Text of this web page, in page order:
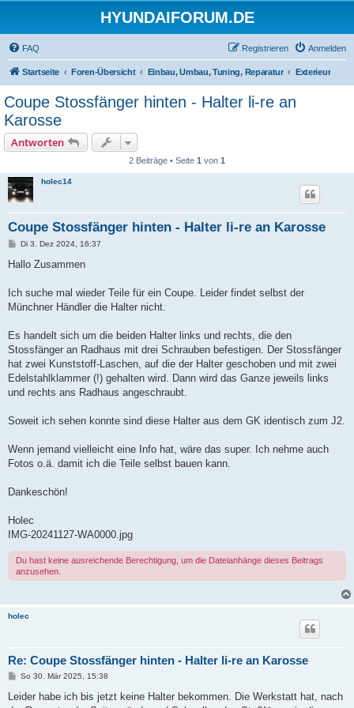
HYUNDAIFORUM.DE
FAQ Anmelden
Registrieren
Startseite Foren-Übersicht Einbau, Umbau, Tuning, Reparatur Exterieur
Coupe Stossfänger hinten - Halter li-re an
Karosse
Antworten
2 Beiträge • Seite 1 von 1
holec14
Coupe Stossfänger hinten - Halter li-re an Karosse
B
i
a
Di 3. Dez 2024, 16:37
Hallo Zusammen
Ich suche mal wieder Teile für ein Coupe. Leider findet selbst der
Münchner Händler die Halter nicht.
Es handelt sich um die beiden Halter links und rechts, die den
Stossfänger an Radhaus mit drei Schrauben befestigen. Der Stossfänger
hat zwei Kunststoff-Laschen, auf die der Halter geschoben und mit zwei
Edelstahlklammer (!) gehalten wird. Dann wird das Ganze jeweils links
und rechts ans Radhaus angeschraubt.
Soweit ich sehen konnte sind diese Halter aus dem GK identisch zum J2.
Wenn jemand vielleicht eine Info hat, wäre das super. Ich nehme auch
Fotos o.ä. damit ich die Teile selbst bauen kann.
Dankeschön!
Holec
IMG-20241127-WA0000.jpg
Du hast keine ausreichende Berechtigung, um die Dateianhänge dieses Beitrags
anzusehen.
holec
Re: Coupe Stossfänger hinten - Halter li-re an Karosse
B
i
So 30. Mär 2025, 15:38
Leider habe ich bis jetzt keine Halter bekommen. Die Werkstatt hat, nach